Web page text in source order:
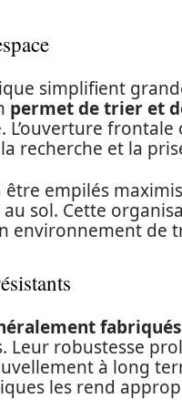
simplifient
permet de trier et
L’ouverture
recherche et la
empilés
sol. Cette
environnement de
Leur robustesse
à long
les rend